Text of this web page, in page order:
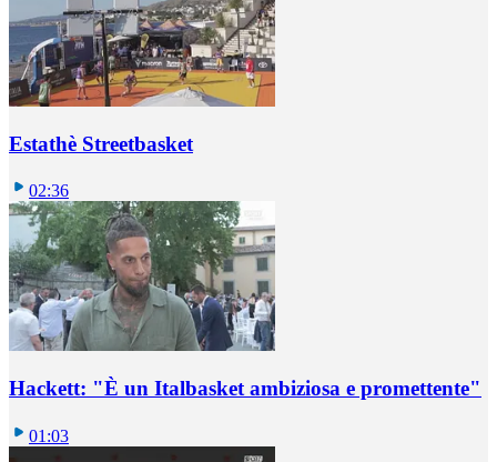
Estathè Streetbasket
02:36
Hackett: "È un Italbasket ambiziosa e promettente"
01:03